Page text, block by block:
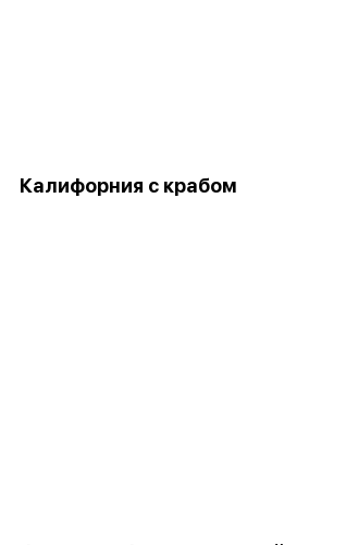
Калифорния с крабом